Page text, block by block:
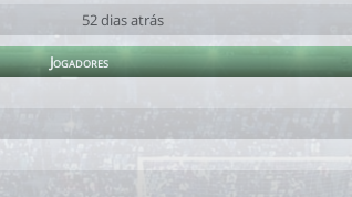
52 dias atrás
Jogadores